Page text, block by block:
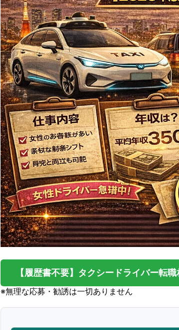
【履歴書不要】タクシードライバー転
※無理な応募・勧誘は一切ありません